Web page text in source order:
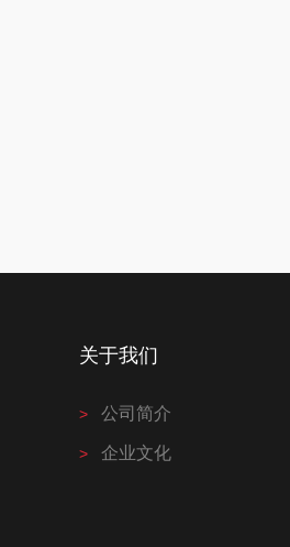
关于我们
公司简介
企业文化